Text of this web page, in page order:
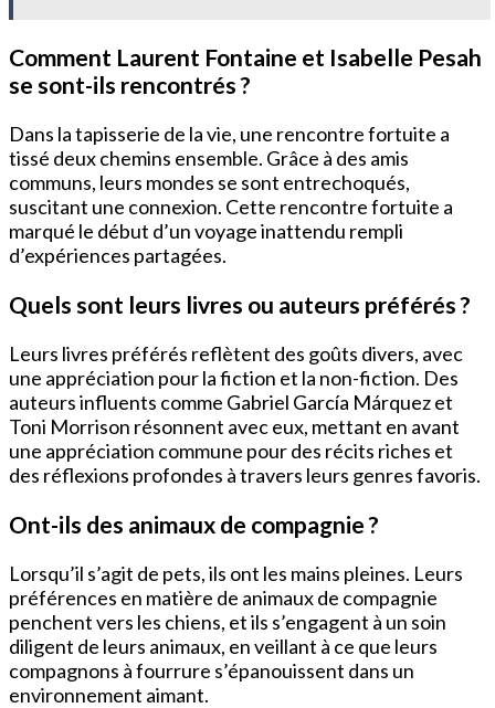
Comment Laurent Fontaine et Isabelle Pesah
se sont-ils rencontrés ?
Dans la tapisserie de la vie, une rencontre fortuite a
tissé deux chemins ensemble. Grâce à des amis
communs, leurs mondes se sont entrechoqués,
suscitant une connexion. Cette rencontre fortuite a
marqué le début d’un voyage inattendu rempli
d’expériences partagées.
Quels sont leurs livres ou auteurs préférés ?
Leurs livres préférés reflètent des goûts divers, avec
une appréciation pour la fiction et la non-fiction. Des
auteurs influents comme Gabriel García Márquez et
Toni Morrison résonnent avec eux, mettant en avant
une appréciation commune pour des récits riches et
des réflexions profondes à travers leurs genres favoris.
Ont-ils des animaux de compagnie ?
Lorsqu’il s’agit de pets, ils ont les mains pleines. Leurs
préférences en matière de animaux de compagnie
penchent vers les chiens, et ils s’engagent à un soin
diligent de leurs animaux, en veillant à ce que leurs
compagnons à fourrure s’épanouissent dans un
environnement aimant.